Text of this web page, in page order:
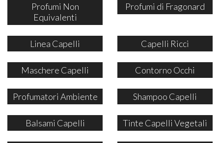
Profumi Non
Equivalenti
Profumi di Fragonard
Linea Capelli Capelli Ricci
Maschere Capelli Contorno Occhi
Profumatori Ambiente Shampoo Capelli
Balsami Capelli Tinte Capelli Vegetali